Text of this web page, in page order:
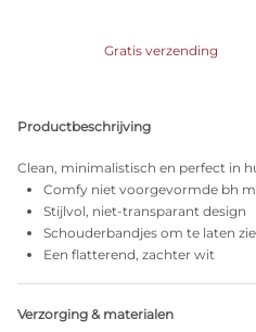
Gratis verzending
Productbeschrijving
Clean, minimalistisch en perfect in
Comfy niet voorgevormde bh
Stijlvol, niet-transparant design
Schouderbandjes om te laten
Een flatterend, zachter wit
Verzorging & materialen